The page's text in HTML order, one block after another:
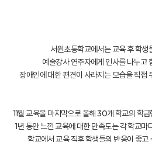
서원초등학교에서는 교육 후 학생
예술강사 연주자에게 인사를 나누고
장애인에 대한 편견이 사라지는 모습을 직접
11월 교육을 마지막으로 올해 30개 학교의 학
1년 동안 느낀 교육에 대한 만족도는 각 학교마
학교에서 교육 직후 학생들의 반응이 좋고